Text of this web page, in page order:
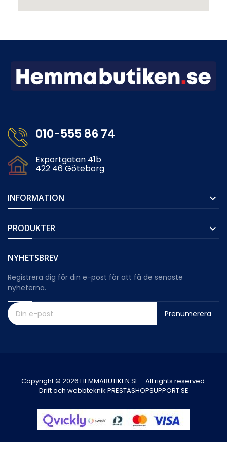
010-555 86 74
Exportgatan 41b
422 46 Göteborg
INFORMATION 
PRODUKTER 
NYHETSBREV
Registrera dig för din e-post för att få de senaste
nyheterna.
Prenumerera
Copyright © 2026 HEMMABUTIKEN.SE - All rights reserved.
Drift och webbteknik PRESTASHOPSUPPORT.SE